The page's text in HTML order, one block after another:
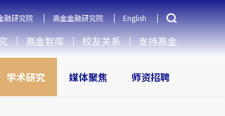
融研究院 高金金融研究院 English
高金智库 校友关系 支持高金
学术研究 媒体聚焦 师资招聘